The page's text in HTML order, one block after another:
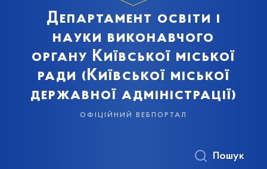
Департамент освіти і
науки виконавчого
органу Київської міської
ради (Київської міської
державної адміністрації)
офіційний вебпортал
Пошук